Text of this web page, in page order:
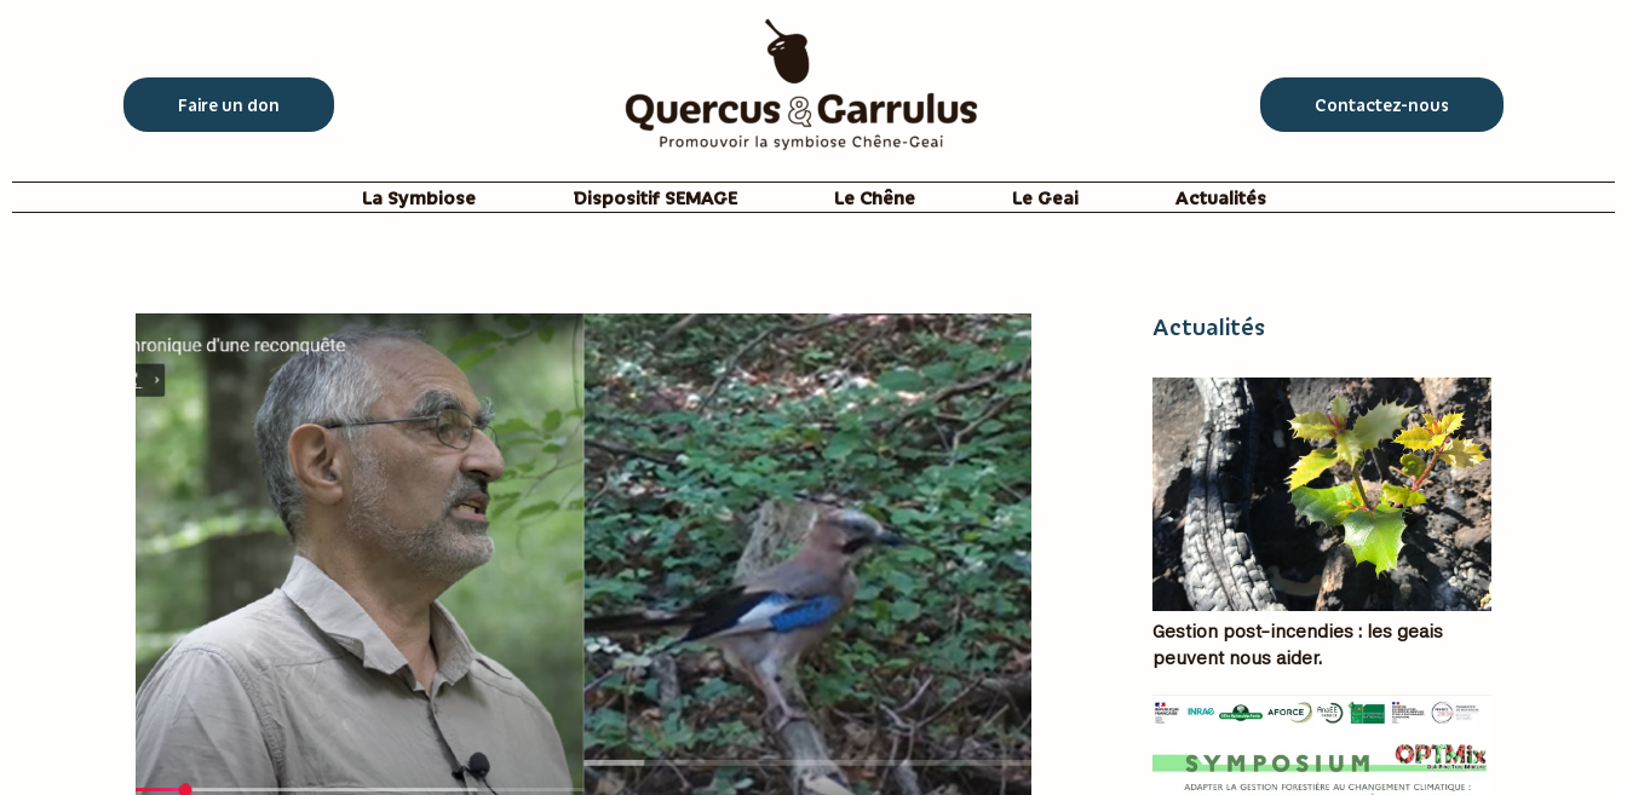
Faire un don Contactez-nous
La Symbiose Dispositif SEMAGE Le Chêne Le Geai Actualités
Actualités
Gestion post-incendies : les geais
peuvent nous aider.